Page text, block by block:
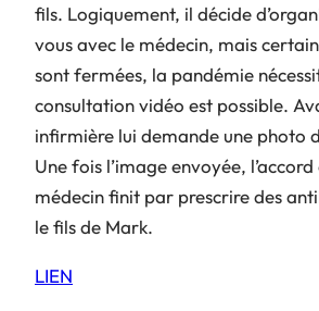
fils. Logiquement, il décide
vous avec le médecin, mais
sont fermées, la pandémie
consultation vidéo est possible.
infirmière lui demande une photo
Une fois l’image envoyée,
médecin finit par prescrire des
le fils de Mark.
LIEN